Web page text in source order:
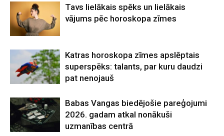
Tavs lielākais spēks un lielākais
vājums pēc horoskopa zīmes
Katras horoskopa zīmes apslēptais
superspēks: talants, par kuru daudzi
pat nenojauš
Babas Vangas biedējošie pareģojumi
2026. gadam atkal nonākuši
uzmanības centrā